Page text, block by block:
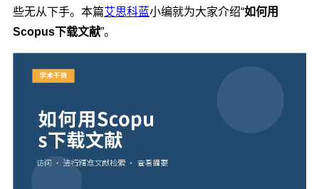
些无从下手。本篇艾思科蓝小编就为大家介绍“如何用
Scopus下载文献”。